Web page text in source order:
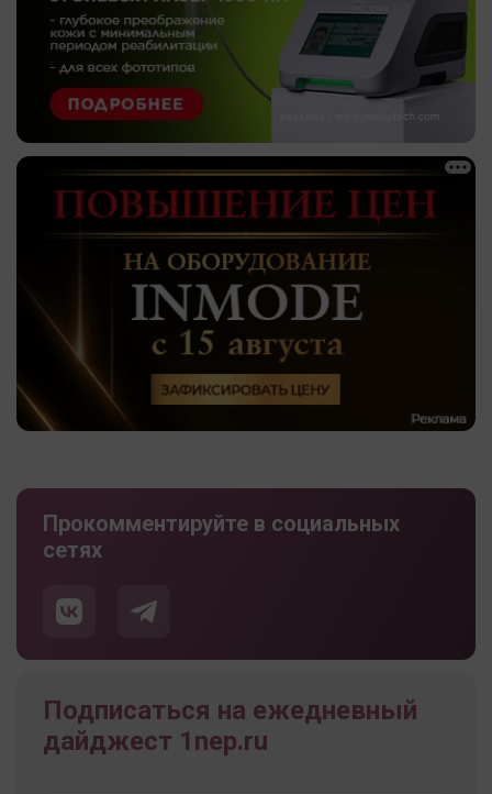
Прокомментируйте в социальных
сетях
Подписаться на ежедневный
дайджест 1nep.ru